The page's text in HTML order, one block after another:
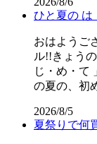
ひと夏の は
おはようご
ル!!きょう
じ・め・て
の夏の、初
2026/8/5
夏祭りで何